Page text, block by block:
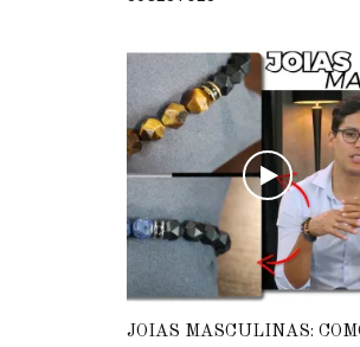
JOIAS MASCULINAS: